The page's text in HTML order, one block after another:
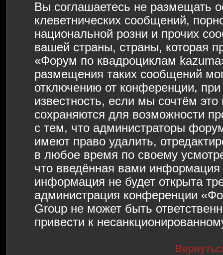
Вы соглашаетесь не размещать
клеветнических сообщений,
национальной розни и прочих
вашей страны, страны, которая
«Форум по квадроциклам
размещения таких сообщений
отключению от конференции,
известность, если мы сочтём
сохраняются для возможности
с тем, что администраторы
имеют право удалить,
в любое время по своему
что введённая вами информация
информация не будет открыта
администрация конференции
Group не может быть
привести к